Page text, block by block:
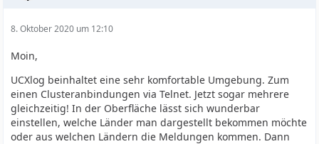
8. Oktober 2020 um 12:10
Moin,
UCXlog beinhaltet eine sehr komfortable Umgebung. Zum
einen Clusteranbindungen via Telnet. Jetzt sogar mehrere
gleichzeitig! In der Oberfläche lässt sich wunderbar
einstellen, welche Länder man dargestellt bekommen möchte
oder aus welchen Ländern die Meldungen kommen. Dann